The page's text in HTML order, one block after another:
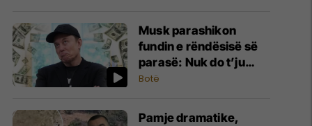
Musk parashikon
fundin e rëndësisë së
parasë: Nuk do t’ju
duhet në vitin 2036
Botë
Pamje dramatike,